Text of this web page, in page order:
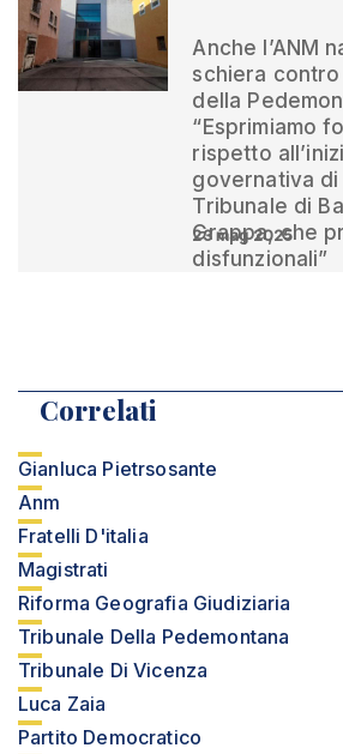
Anche l’ANM
schiera
della
“Esprimiamo
rispetto
governativa
Tribunale di
Grappa, che
disfunzionali”
23 mag 2025
Correlati
Gianluca Pietrsosante
Anm
Fratelli D'italia
Magistrati
Riforma Geografia Giudiziaria
Tribunale Della Pedemontana
Tribunale Di Vicenza
Luca Zaia
Partito Democratico